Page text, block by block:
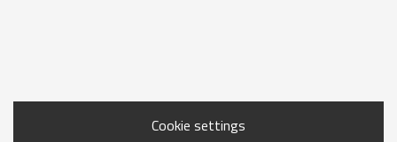
Cookie settings